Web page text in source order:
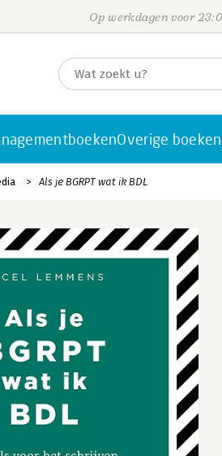
Op werkdagen voor
Overige boeken
Als je BGRPT wat ik BDL